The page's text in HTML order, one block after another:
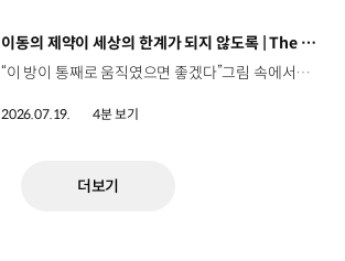
[동영상]
이동의 제약이 세상의 한계가 되지 않도록 | The Moving Room
“이 방이 통째로 움직였으면 좋겠다”그림 속에서만 그리던 여행이 현실이 되기까지 기아 PV5 WAV는 필요한 의료 장비를 싣고가족과 한 공간에서 함께 떠날 수 있도록이동의 경험을 다시 설계했습니다. 같은 풍경을 보고, 같은 순간을 나누는 일현대자동차그룹은 모두를 위한 이동을 만들어갑니다. #현대자동차그룹 #TheMovingRoom #PV5 #기아 #목적기반모빌리티 #PV5WAV #PBV
2026.07.19. 4분 보기
더보기